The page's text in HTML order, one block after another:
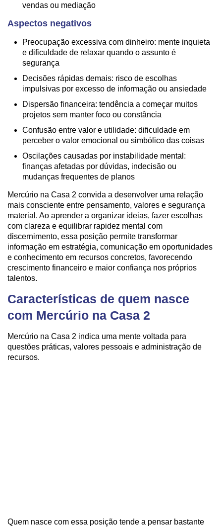
vendas ou mediação
Aspectos negativos
Preocupação excessiva com dinheiro: mente inquieta
e dificuldade de relaxar quando o assunto é
segurança
Decisões rápidas demais: risco de escolhas
impulsivas por excesso de informação ou ansiedade
Dispersão financeira: tendência a começar muitos
projetos sem manter foco ou constância
Confusão entre valor e utilidade: dificuldade em
perceber o valor emocional ou simbólico das coisas
Oscilações causadas por instabilidade mental:
finanças afetadas por dúvidas, indecisão ou
mudanças frequentes de planos
Mercúrio na Casa 2 convida a desenvolver uma relação
mais consciente entre pensamento, valores e segurança
material. Ao aprender a organizar ideias, fazer escolhas
com clareza e equilibrar rapidez mental com
discernimento, essa posição permite transformar
informação em estratégia, comunicação em oportunidades
e conhecimento em recursos concretos, favorecendo
crescimento financeiro e maior confiança nos próprios
talentos.
Características de quem nasce
com Mercúrio na Casa 2
Mercúrio na Casa 2 indica uma mente voltada para
questões práticas, valores pessoais e administração de
recursos.
Quem nasce com essa posição tende a pensar bastante